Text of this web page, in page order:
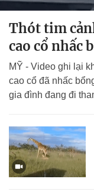
Thót tim
cao cổ nhấc
MỸ - Video ghi lại
cao cổ đã nhấc
gia đình đang đi